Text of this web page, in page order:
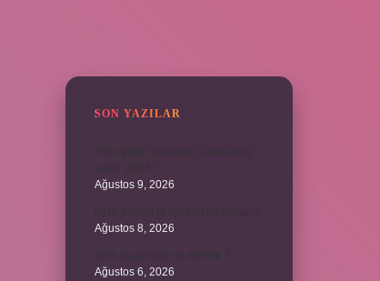
SON YAZILAR
Ağustos 9, 2026
Ağustos 8, 2026
Ağustos 6, 2026